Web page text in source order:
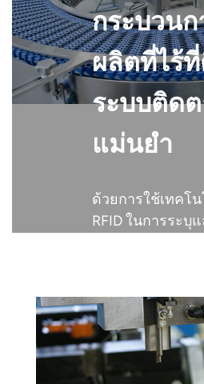
한
แบ
กระบวนก
ผลิตที่ไร้
ระบบติด
แม่นยำ
ด้วยการใช้เทคโ
RFID ในการระบุ
องค์กรต่างๆ จะ
สามารถลดข้อผิด
พลาด รับประกัน
คุณภาพ และสร้าง